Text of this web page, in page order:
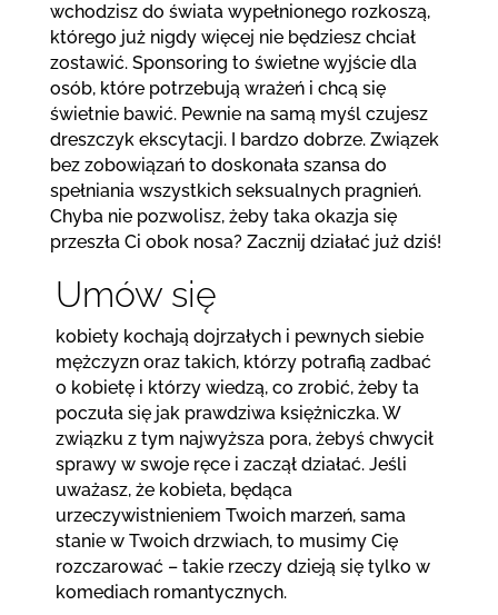
wchodzisz do świata wypełnionego rozkoszą,
którego już nigdy więcej nie będziesz chciał
zostawić. Sponsoring to świetne wyjście dla
osób, które potrzebują wrażeń i chcą się
świetnie bawić. Pewnie na samą myśl czujesz
dreszczyk ekscytacji. I bardzo dobrze. Związek
bez zobowiązań to doskonała szansa do
spełniania wszystkich seksualnych pragnień.
Chyba nie pozwolisz, żeby taka okazja się
przeszła Ci obok nosa? Zacznij działać już dziś!
Umów się
kobiety kochają dojrzałych i pewnych siebie
mężczyzn oraz takich, którzy potrafią zadbać
o kobietę i którzy wiedzą, co zrobić, żeby ta
poczuła się jak prawdziwa księżniczka. W
związku z tym najwyższa pora, żebyś chwycił
sprawy w swoje ręce i zaczął działać. Jeśli
uważasz, że kobieta, będąca
urzeczywistnieniem Twoich marzeń, sama
stanie w Twoich drzwiach, to musimy Cię
rozczarować – takie rzeczy dzieją się tylko w
komediach romantycznych.